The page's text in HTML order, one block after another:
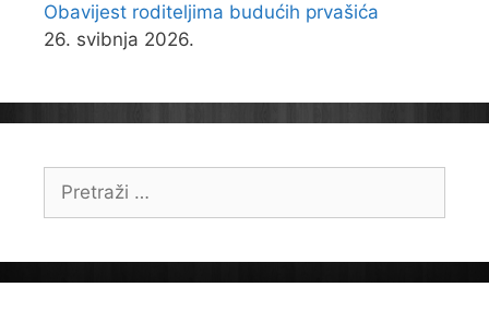
Obavijest roditeljima budućih prvašića
26. svibnja 2026.
Pretraži: